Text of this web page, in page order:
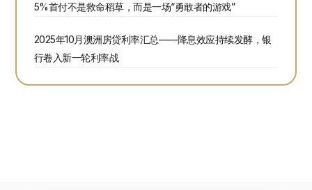
5%首付不是救命稻草，而是一场“勇敢者的游戏”
2025年10月澳洲房贷利率汇总——降息效应持续发酵，银
行卷入新一轮利率战